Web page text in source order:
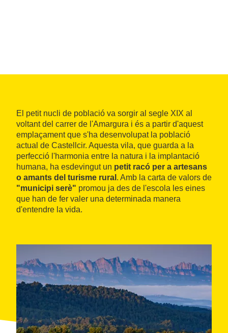
El petit nucli de població va sorgir al segle XIX al
voltant del carrer de l'Amargura i és a partir d'aquest
emplaçament que s'ha desenvolupat la població
actual de Castellcir. Aquesta vila, que guarda a la
perfecció l'harmonia entre la natura i la implantació
humana, ha esdevingut un petit racó per a artesans
o amants del turisme rural . Amb la carta de valors de
"municipi serè" promou ja des de l'escola les eines
que han de fer valer una determinada manera
d'entendre la vida.